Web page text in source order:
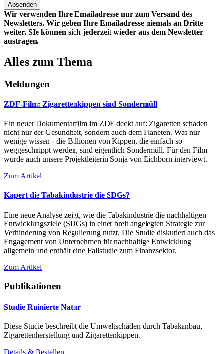
Wir verwenden Ihre Emailadresse nur zum Versand des
Newsletters. Wir geben Ihre Emailadresse niemals an Dritte
weiter. SIe können sich jederzeit wieder aus dem Newsletter
austragen.
Alles zum Thema
Meldungen
ZDF-Film: Zigarettenkippen sind Sondermüll
Ein neuer Dokumentarfilm im ZDF deckt auf: Zigaretten schaden
nicht nur der Gesundheit, sondern auch dem Planeten. Was nur
wenige wissen - die Billionen von Kippen, die einfach so
weggeschnippt werden, sind eigentlich Sondermüll. Für den Film
wurde auch unsere Projektleiterin Sonja von Eichborn interviewt.
Zum Artikel
Kapert die Tabakindustrie die SDGs?
Eine neue Analyse zeigt, wie die Tabakindustrie die nachhaltigen
Entwicklungsziele (SDGs) in einer breit angelegten Strategie zur
Verhinderung von Regulierung nutzt. Die Studie diskutiert auch das
Engagement von Unternehmen für nachhaltige Entwicklung
allgemein und enthält eine Fallstudie zum Finanzsektor.
Zum Artikel
Publikationen
Studie Ruinierte Natur
Diese Studie beschreibt die Umweltschäden durch Tabakanbau,
Zigarettenherstellung und Zigarettenkippen.
Details & Bestellen